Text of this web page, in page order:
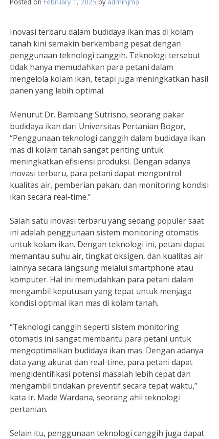
Inovasi terbaru dalam budidaya ikan mas di kolam
tanah kini semakin berkembang pesat dengan
penggunaan teknologi canggih. Teknologi tersebut
tidak hanya memudahkan para petani dalam
mengelola kolam ikan, tetapi juga meningkatkan hasil
panen yang lebih optimal.
Menurut Dr. Bambang Sutrisno, seorang pakar
budidaya ikan dari Universitas Pertanian Bogor,
“Penggunaan teknologi canggih dalam budidaya ikan
mas di kolam tanah sangat penting untuk
meningkatkan efisiensi produksi. Dengan adanya
inovasi terbaru, para petani dapat mengontrol
kualitas air, pemberian pakan, dan monitoring kondisi
ikan secara real-time.”
Salah satu inovasi terbaru yang sedang populer saat
ini adalah penggunaan sistem monitoring otomatis
untuk kolam ikan. Dengan teknologi ini, petani dapat
memantau suhu air, tingkat oksigen, dan kualitas air
lainnya secara langsung melalui smartphone atau
komputer. Hal ini memudahkan para petani dalam
mengambil keputusan yang tepat untuk menjaga
kondisi optimal ikan mas di kolam tanah.
“Teknologi canggih seperti sistem monitoring
otomatis ini sangat membantu para petani untuk
mengoptimalkan budidaya ikan mas. Dengan adanya
data yang akurat dan real-time, para petani dapat
mengidentifikasi potensi masalah lebih cepat dan
mengambil tindakan preventif secara tepat waktu,”
kata Ir. Made Wardana, seorang ahli teknologi
pertanian.
Selain itu, penggunaan teknologi canggih juga dapat